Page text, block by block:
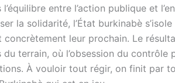
l’équilibre entre l’action publique et
la solidarité, l’État burkinabè
concrètement leur prochain. Le
du terrain, où l’obsession du contrôle
À vouloir tout régir, on finit par